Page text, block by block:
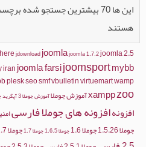
این ها 70 بیشترین جستجو
هستند
jdownloadjoomlajoomla 1.7.2joomla 2.5
iranjoomla farsijoomsportmybb
pleskseosmfvbulletinvirtuemartwamp
xamppzoo آموزش جوملاآموزش جوملا 3 آپگرید
افزونهافزونه های جوملا فارسی
جوملا 1.5.26 جوملا 1.6 جوملا 1.6.5 جوملا 1.7 جوملا 1.7 فارسی